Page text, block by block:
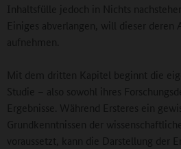
Inhaltsfülle jedoch in Nichts
Einiges abverlangen, will dieser deren
aufnehmen.
Mit dem dritten Kapitel beginnt die
Studie – also sowohl ihres
Ergebnisse. Während Ersteres ein
Grundkenntnissen der
voraussetzt, kann die Darstellung der